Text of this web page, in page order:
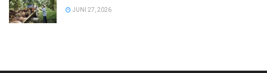
JUNI 27, 2026